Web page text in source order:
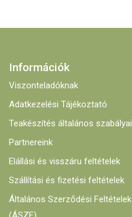
Információk
Viszonteladóknak
Adatkezelési Tájékoztató
Teakészítés általános szabályai
Partnereink
Elállási és visszáru feltételek
Szállítási és fizetési feltételek
Általános Szerződési Feltételek